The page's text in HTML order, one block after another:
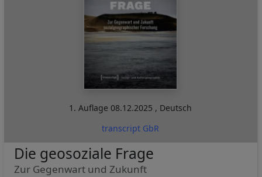
1. Auflage08.12.2025 , Deutsch
transcript GbR
Die geosoziale Frage
Zur Gegenwart und Zukunft